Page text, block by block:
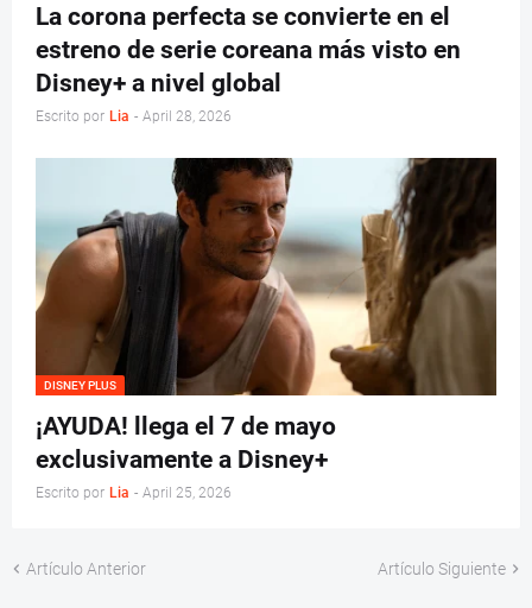
La corona perfecta se convierte en el
estreno de serie coreana más visto en
Disney+ a nivel global
Escrito por Lia - April 28, 2026
DISNEY PLUS
¡AYUDA! llega el 7 de mayo
exclusivamente a Disney+
Escrito por Lia - April 25, 2026
Artículo Anterior Artículo Siguiente